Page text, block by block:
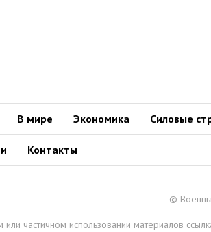
В мире Экономика Силовые
Контакты
©
частичном использовании материалов